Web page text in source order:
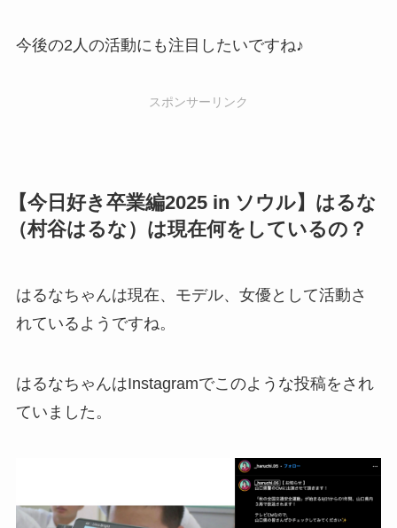
今後の2人の活動にも注目したいですね♪
スポンサーリンク
【今日好き卒業編2025 in ソウル】はるな
（村谷はるな）は現在何をしているの？
はるなちゃんは現在、モデル、女優として活動さ
れているようですね。
はるなちゃんはInstagramでこのような投稿をされ
ていました。